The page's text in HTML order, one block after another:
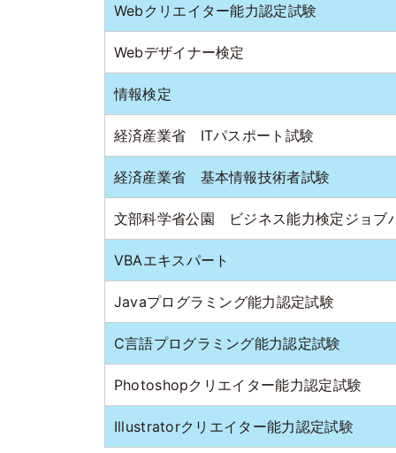
Webクリエイター能力認定試験
Webデザイナー検定
情報検定
経済産業省 ITパスポート試験
経済産業省 基本情報技術者試験
文部科学省公園 ビジネス能力検定ジョブ
VBAエキスパート
Javaプログラミング能力認定試験
C言語プログラミング能力認定試験
Photoshopクリエイター能力認定試験
Illustratorクリエイター能力認定試験